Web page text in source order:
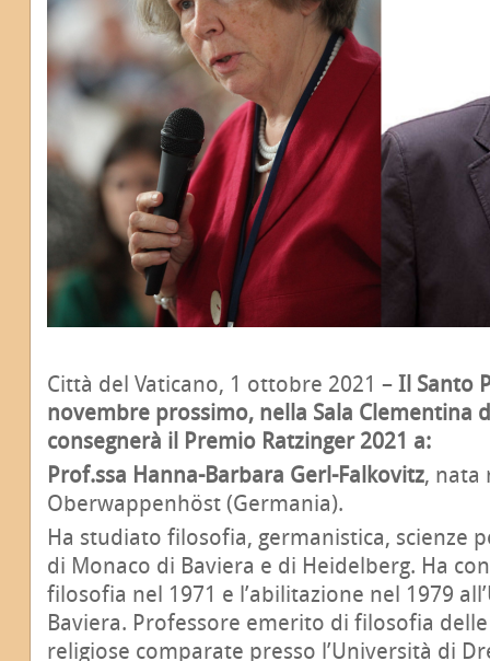
Città del Vaticano, 1 ottobre 2021 – Il Santo
novembre prossimo, nella Sala Clementina
consegnerà il Premio Ratzinger 2021 a:
Prof.ssa Hanna-Barbara Gerl-Falkovitz, nata
Oberwappenhöst (Germania).
Ha studiato filosofia, germanistica, scienze
di Monaco di Baviera e di Heidelberg. Ha
filosofia nel 1971 e l’abilitazione nel 1979
Baviera. Professore emerito di filosofia
religiose comparate presso l’Università di